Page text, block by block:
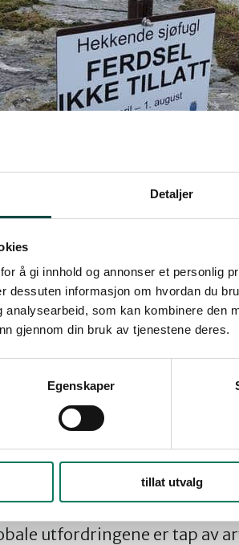
Detaljer
å gi innhold og annonser et personlig
dessuten informasjon om hvordan du
analysearbeid, som kan kombinere den
gjennom din bruk av tjenestene deres.
Egenskaper
tillat utvalg
nå planlegger byen
Det er blant poengene
kommuneplan for 2014-
utfordringene er tap av